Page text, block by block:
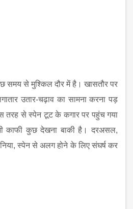
समय से मुश्किल दौर में है। खासतौर पर
उतार-चढ़ाव का सामना करना पड़
तरह से स्‍पेन टूट के कगार पर पहुंच गया
कुछ देखना बाकी है। दरअसल,
स्‍पेन से अलग होने के लिए संघर्ष कर